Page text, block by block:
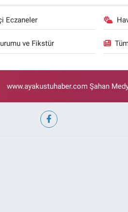
Eczaneler
ve Fikstür
www.ayakustuhaber.com Şahan